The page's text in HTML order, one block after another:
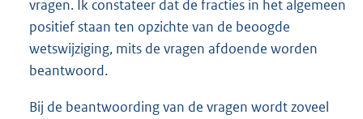
vragen. Ik constateer dat de fracties in het algemeen
positief staan ten opzichte van de beoogde
wetswijziging, mits de vragen afdoende worden
beantwoord.
Bij de beantwoording van de vragen wordt zoveel